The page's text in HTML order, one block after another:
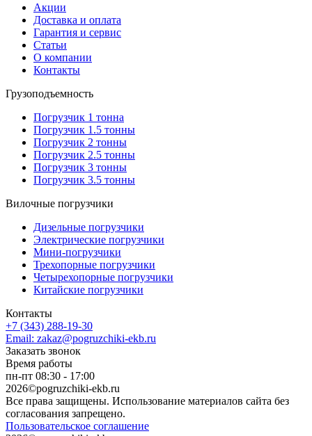
Акции
Доставка и оплата
Гарантия и сервис
Статьи
О компании
Контакты
Грузоподъемность
Погрузчик 1 тонна
Погрузчик 1.5 тонны
Погрузчик 2 тонны
Погрузчик 2.5 тонны
Погрузчик 3 тонны
Погрузчик 3.5 тонны
Вилочные погрузчики
Дизельные погрузчики
Электрические погрузчики
Мини-погрузчики
Трехопорные погрузчики
Четырехопорные погрузчики
Китайские погрузчики
Контакты
+7 (343) 288-19-30
Email: zakaz@pogruzchiki-ekb.ru
Заказать звонок
Время работы
пн-пт 08:30 - 17:00
2026©pogruzchiki-ekb.ru
Все права защищены. Использование материалов сайта без
согласования запрещено.
Пользовательское соглашение